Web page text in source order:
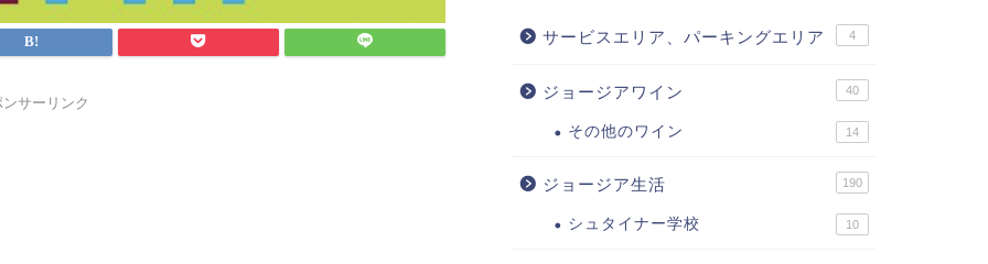
サーリンク
サービスエリア、パーキングエリア 4
ジョージアワイン 40
その他のワイン 14
ジョージア生活 190
シュタイナー学校 10